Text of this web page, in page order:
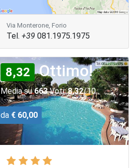
Via Monterone, Forio
Tel. +39 081.1975.1975
8,32 Ottimo!
Media su663Voti: 8,32/10
da € 60,00